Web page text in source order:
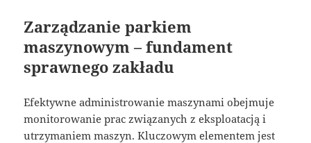
Zarządzanie parkiem
maszynowym – fundament
sprawnego zakładu
Efektywne administrowanie maszynami obejmuje
monitorowanie prac związanych z eksploatacją i
utrzymaniem maszyn. Kluczowym elementem jest